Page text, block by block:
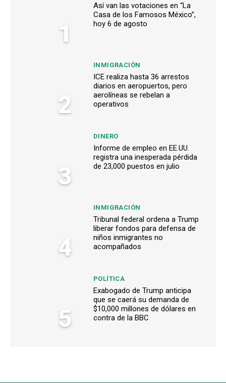
1
Así van las votaciones en “La
Casa de los Famosos México”,
hoy 6 de agosto
2
INMIGRACIÓN
ICE realiza hasta 36 arrestos
diarios en aeropuertos, pero
aerolíneas se rebelan a
operativos
3
DINERO
Informe de empleo en EE.UU.
registra una inesperada pérdida
de 23,000 puestos en julio
4
INMIGRACIÓN
Tribunal federal ordena a Trump
liberar fondos para defensa de
niños inmigrantes no
acompañados
5
POLÍTICA
Exabogado de Trump anticipa
que se caerá su demanda de
$10,000 millones de dólares en
contra de la BBC